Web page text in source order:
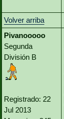
Volver arriba
Pivanooooo
Segunda
División B
Registrado: 22
Jul 2013